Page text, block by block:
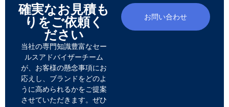
確実なお見積も
りをご依頼く
ださい
当社の専門知識豊富なセー
ルスアドバイザーチーム
が、お客様の懸念事項にお
応えし、ブランドをどのよ
うに高められるかをご提案
させていただきます。ぜひ
お問い合わせ